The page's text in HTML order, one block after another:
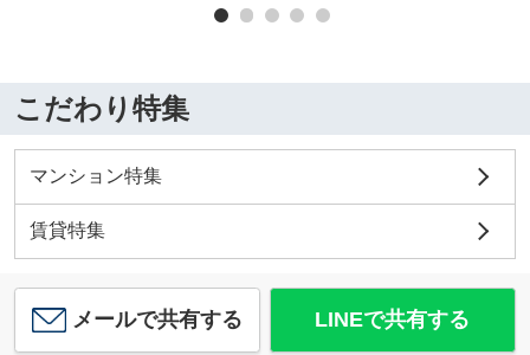
こだわり特集
マンション特集
賃貸特集
メールで共有する LINEで共有する